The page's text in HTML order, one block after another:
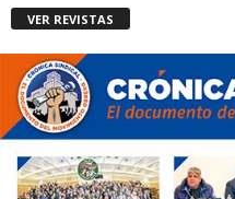
VER REVISTAS